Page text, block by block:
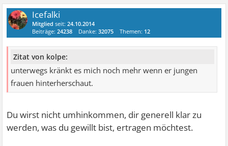
Icefalki
Mitglied seit:24.10.2014
Beiträge:24238 Danke:32075 Themen: 12
Zitat von kolpe:
unterwegs kränkt es mich noch mehr wenn er jungen
frauen hinterherschaut.
Du wirst nicht umhinkommen, dir generell klar zu
werden, was du gewillt bist, ertragen möchtest.